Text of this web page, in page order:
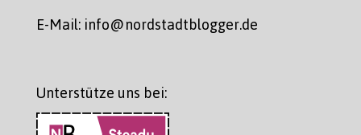
E-Mail: info@nordstadtblogger.de
Unterstütze uns bei: